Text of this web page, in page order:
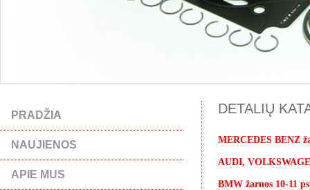
PRADŽIA
NAUJIENOS
APIE MUS
DETALIŲ
MERCEDES BENZ
AUDI,
BMW žarnos 10-11